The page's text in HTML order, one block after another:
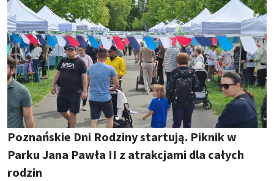
Poznańskie Dni Rodziny startują. Piknik w
Parku Jana Pawła II z atrakcjami dla całych
rodzin